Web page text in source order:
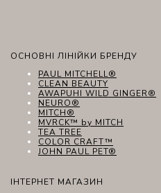
ОСНОВНІ ЛІНІЙКИ БРЕНДУ
PAUL MITCHELL®
CLEAN BEAUTY
AWAPUHI WILD GINGER®
NEURO®
MITCH®
MVRCK™ by MITCH
TEA TREE
COLOR CRAFT™
JOHN PAUL PET®
ІНТЕРНЕТ МАГАЗИН